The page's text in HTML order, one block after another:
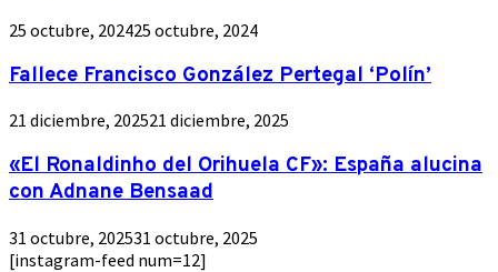
25 octubre, 202425 octubre, 2024
Fallece Francisco González Pertegal ‘Polín’
21 diciembre, 202521 diciembre, 2025
«El Ronaldinho del Orihuela CF»: España alucina
con Adnane Bensaad
31 octubre, 202531 octubre, 2025
[instagram-feed num=12]